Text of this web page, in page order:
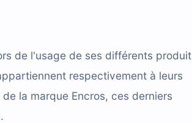
de l'usage de ses différents
respectivement à leurs
la marque Encros, ces derniers